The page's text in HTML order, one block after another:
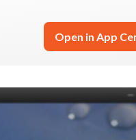
Open in App